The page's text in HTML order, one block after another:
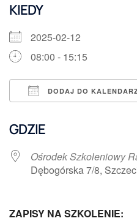
KIEDY
2025-02-12
08:00 - 15:15
DODAJ DO
GDZIE
Ośrodek Szkoleniowy
Dębogórska 7/8,
ZAPISY NA SZKOLENIE: